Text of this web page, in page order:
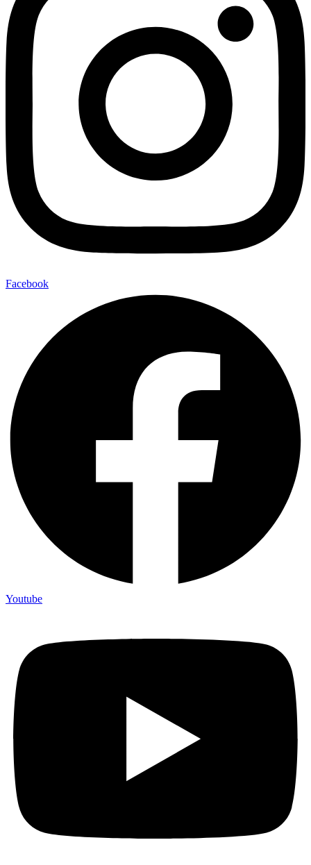
Facebook
Youtube